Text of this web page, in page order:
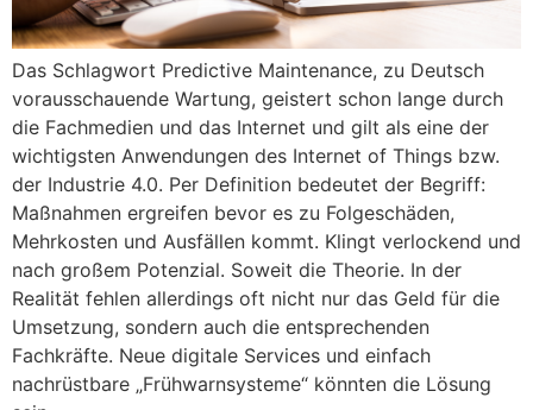
Das Schlagwort Predictive Maintenance, zu Deutsch
vorausschauende Wartung, geistert schon lange durch
die Fachmedien und das Internet und gilt als eine der
wichtigsten Anwendungen des Internet of Things bzw.
der Industrie 4.0. Per Definition bedeutet der Begriff:
Maßnahmen ergreifen bevor es zu Folgeschäden,
Mehrkosten und Ausfällen kommt. Klingt verlockend und
nach großem Potenzial. Soweit die Theorie. In der
Realität fehlen allerdings oft nicht nur das Geld für die
Umsetzung, sondern auch die entsprechenden
Fachkräfte. Neue digitale Services und einfach
nachrüstbare „Frühwarnsysteme“ könnten die Lösung